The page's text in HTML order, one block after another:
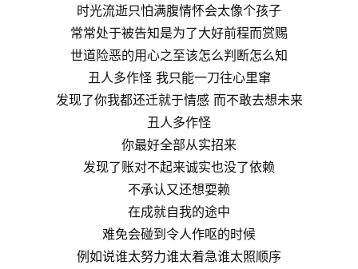
时光流逝只怕满腹情怀会太像个孩子
常常处于被告知是为了大好前程而赏赐
世道险恶的用心之至该怎么判断怎么知
丑人多作怪 我只能一刀往心里窜
发现了你我都还迁就于情感 而不敢去想未来
丑人多作怪
你最好全部从实招来
发现了账对不起来诚实也没了依赖
不承认又还想耍赖
在成就自我的途中
难免会碰到令人作呕的时候
例如说谁太努力谁太着急谁太照顺序